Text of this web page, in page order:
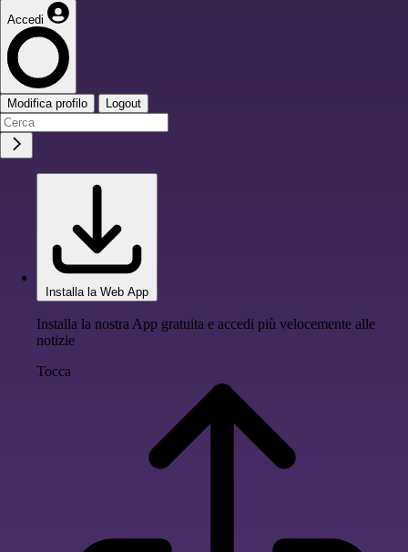
Accedi
Modifica profilo Logout
Installa la Web App
Installa la nostra App gratuita e accedi più velocemente alle
notizie
Tocca